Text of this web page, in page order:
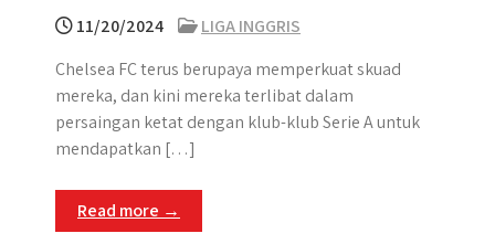
11/20/2024
LIGA INGGRIS
Chelsea FC terus berupaya memperkuat skuad
mereka, dan kini mereka terlibat dalam
persaingan ketat dengan klub-klub Serie A untuk
mendapatkan […]
Read more →